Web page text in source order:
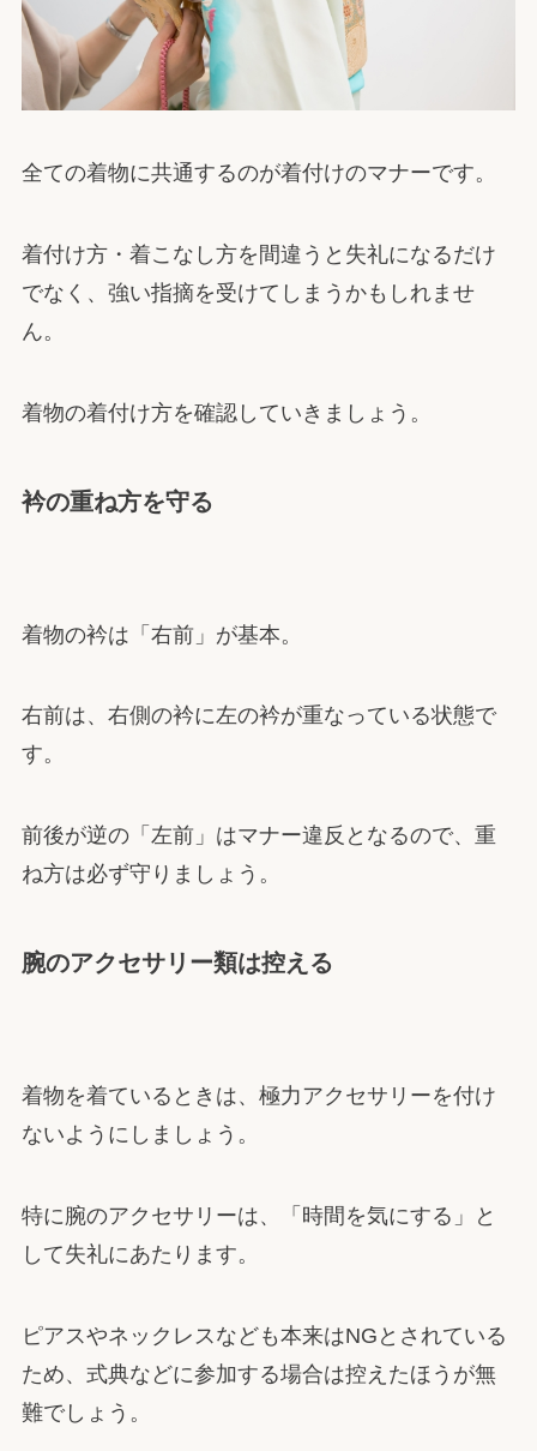
全ての着物に共通するのが着付けのマナーです。
着付け方・着こなし方を間違うと失礼になるだけ
でなく、強い指摘を受けてしまうかもしれませ
ん。
着物の着付け方を確認していきましょう。
衿の重ね方を守る
着物の衿は「右前」が基本。
右前は、右側の衿に左の衿が重なっている状態で
す。
前後が逆の「左前」はマナー違反となるので、重
ね方は必ず守りましょう。
腕のアクセサリー類は控える
着物を着ているときは、極力アクセサリーを付け
ないようにしましょう。
特に腕のアクセサリーは、「時間を気にする」と
して失礼にあたります。
ピアスやネックレスなども本来はNGとされている
ため、式典などに参加する場合は控えたほうが無
難でしょう。